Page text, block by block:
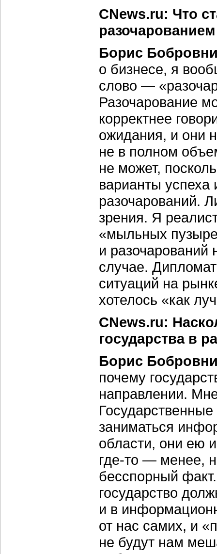
CNews.ru: Что
Борис
о бизнесе, я
слово —
Разочарование
корректнее
ожидания, и они
не в полном
не может,
варианты успеха
разочарований.
зрения. Я
«мыльных
и разочарований
случае.
ситуаций на
хотелось «как
CNews.ru:
государства в
Борис
почему
направлении.
заниматься
области, они ею
где-то — менее,
бесспорный
государство
и в
от нас самих, и
не будут нам